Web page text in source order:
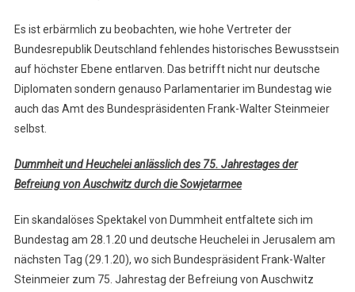
Es ist erbärmlich zu beobachten, wie hohe Vertreter der
Bundesrepublik Deutschland fehlendes historisches Bewusstsein
auf höchster Ebene entlarven. Das betrifft nicht nur deutsche
Diplomaten sondern genauso Parlamentarier im Bundestag wie
auch das Amt des Bundespräsidenten Frank-Walter Steinmeier
selbst.
Dummheit und Heuchelei anlässlich des 75. Jahrestages der
Befreiung von Auschwitz durch die Sowjetarmee
Ein skandalöses Spektakel von Dummheit entfaltete sich im
Bundestag am 28.1.20 und deutsche Heuchelei in Jerusalem am
nächsten Tag (29.1.20), wo sich Bundespräsident Frank-Walter
Steinmeier zum 75. Jahrestag der Befreiung von Auschwitz